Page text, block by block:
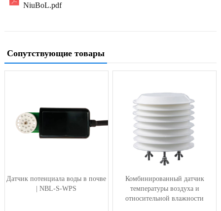
NiuBoL.pdf
Сопутствующие товары
Датчик потенциала воды в почве
| NBL-S-WPS
Комбинированный датчик
температуры воздуха и
относительной влажности